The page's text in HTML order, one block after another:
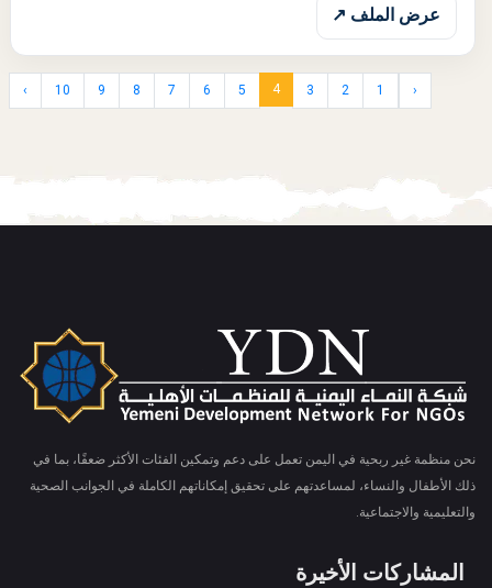
عرض الملف ↗
‹
1
2
3
4
5
6
7
8
9
10
›
نحن منظمة غير ربحية في اليمن تعمل على دعم وتمكين الفئات الأكثر ضعفًا، بما في
ذلك الأطفال والنساء، لمساعدتهم على تحقيق إمكاناتهم الكاملة في الجوانب الصحية
والتعليمية والاجتماعية.
المشاركات الأخيرة